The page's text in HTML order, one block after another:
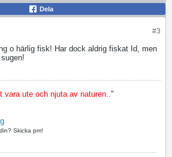
Dela
#3
o härlig fisk! Har dock aldrig fiskat Id, men
vara ute och njuta av naturen.."
Skicka pm!